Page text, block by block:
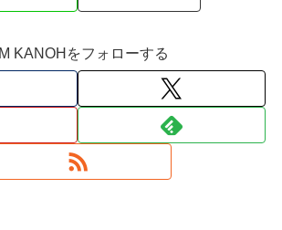
KANOHをフォローする